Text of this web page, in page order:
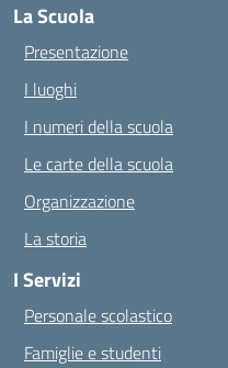
La Scuola
Presentazione
I luoghi
I numeri della scuola
Le carte della scuola
Organizzazione
La storia
I Servizi
Personale scolastico
Famiglie e studenti